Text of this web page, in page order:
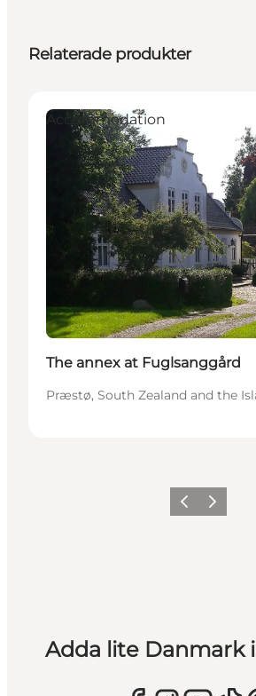
Relaterade produkter
Accommodation
The annex at Fuglsanggård
Præstø, South Zealand and the
Föregående
Nästa
Adda lite Danmark